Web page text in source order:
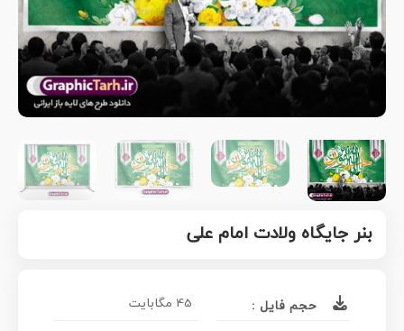
بنر جایگاه ولادت امام علی
حجم فایل : 45 مگابایت